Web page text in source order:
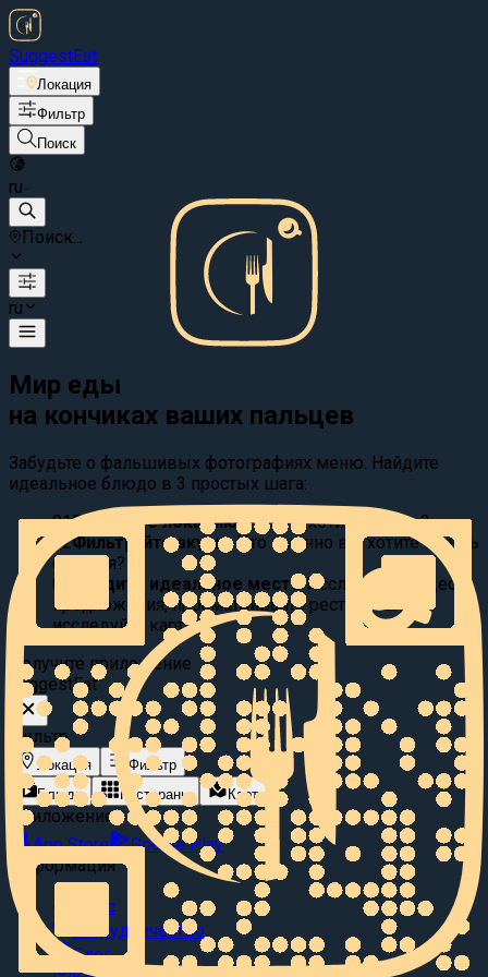
SuggestEat
Локация
Фильтр
Поиск
ru
Поиск...
ru
Мир еды
на кончиках ваших пальцев
Забудьте о фальшивых фотографиях меню. Найдите
идеальное блюдо в 3 простых шага:
01Выберите локацию:
Где вы хотите поесть?
02Фильтруйте вкусы: Что именно вы хотите съесть
сегодня?
03
Найдите идеальное место Исследуйте видео
предложения, просматривайте рестораны или
исследуйте карту.
Получите приложение
SuggestEat
Фильтр
Локация
Фильтр
Блюда
Рестораны Карта
Приложение
App Store
Google Play
Информация
О нас
Сотрудничество
Блог